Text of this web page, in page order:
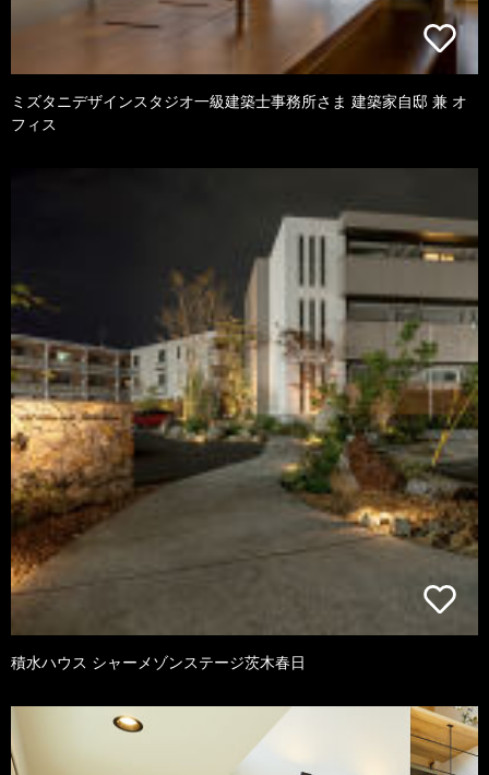
ミズタニデザインスタジオ一級建築士事務所さま 建築家自邸 兼 オ
フィス
積水ハウス シャーメゾンステージ茨木春日